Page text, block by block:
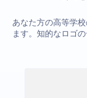
あなた方の高等学
ます。知的なロゴ